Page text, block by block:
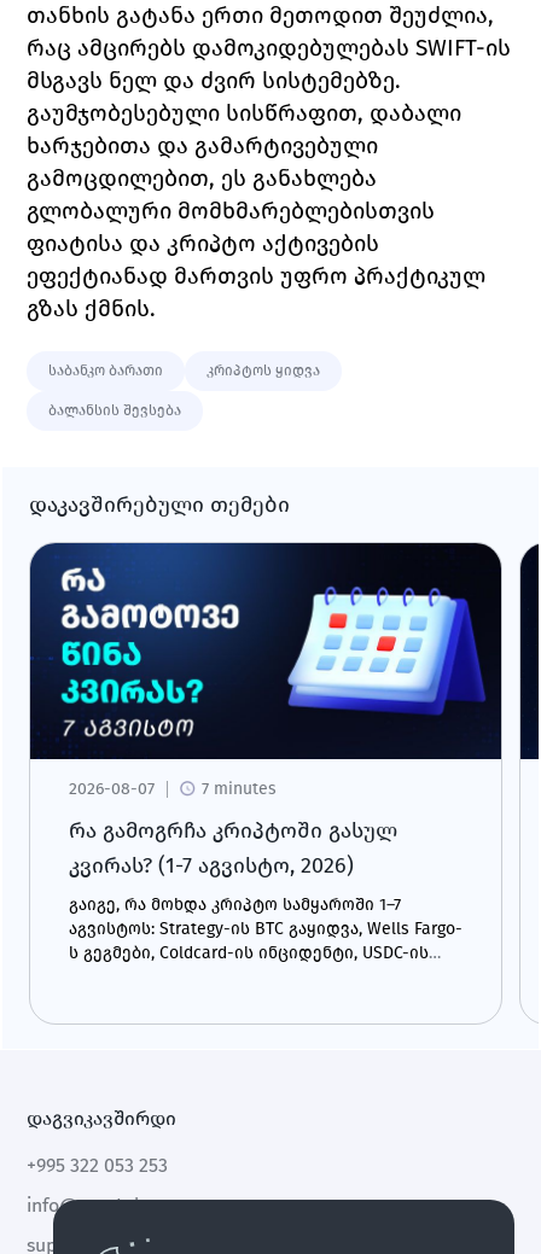
თანხის გატანა ერთი მეთოდით შეუძლია,
რაც ამცირებს დამოკიდებულებას SWIFT-ის
მსგავს ნელ და ძვირ სისტემებზე.
გაუმჯობესებული სისწრაფით, დაბალი
ხარჯებითა და გამარტივებული
გამოცდილებით, ეს განახლება
გლობალური მომხმარებლებისთვის
ფიატისა და კრიპტო აქტივების
ეფექტიანად მართვის უფრო პრაქტიკულ
გზას ქმნის.
საბანკო ბარათი კრიპტოს ყიდვა
ბალანსის შევსება
დაკავშირებული თემები
2026-08-07 7 minutes
რა გამოგრჩა კრიპტოში გასულ
კვირას? (1-7 აგვისტო, 2026)
გაიგე, რა მოხდა კრიპტო სამყაროში 1–7
აგვისტოს: Strategy-ის BTC გაყიდვა, Wells Fargo-
ს გეგმები, Coldcard-ის ინციდენტი, USDC-ის
დაგვიკავშირდი
+995 322 053 253
info@cryptal.com
support@cryptal.com